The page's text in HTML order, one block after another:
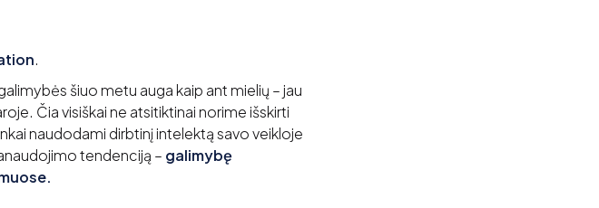
.
šiuo metu auga kaip ant mielių – jau
Čia visiškai ne atsitiktinai norime išskirti
naudodami dirbtinį intelektą savo veikloje
tendenciją – galimybę